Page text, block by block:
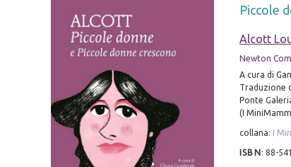
Piccole
Alcott
Newton
A cura di
Traduzione
Ponte
(I
collana: I
ISBN : 88-